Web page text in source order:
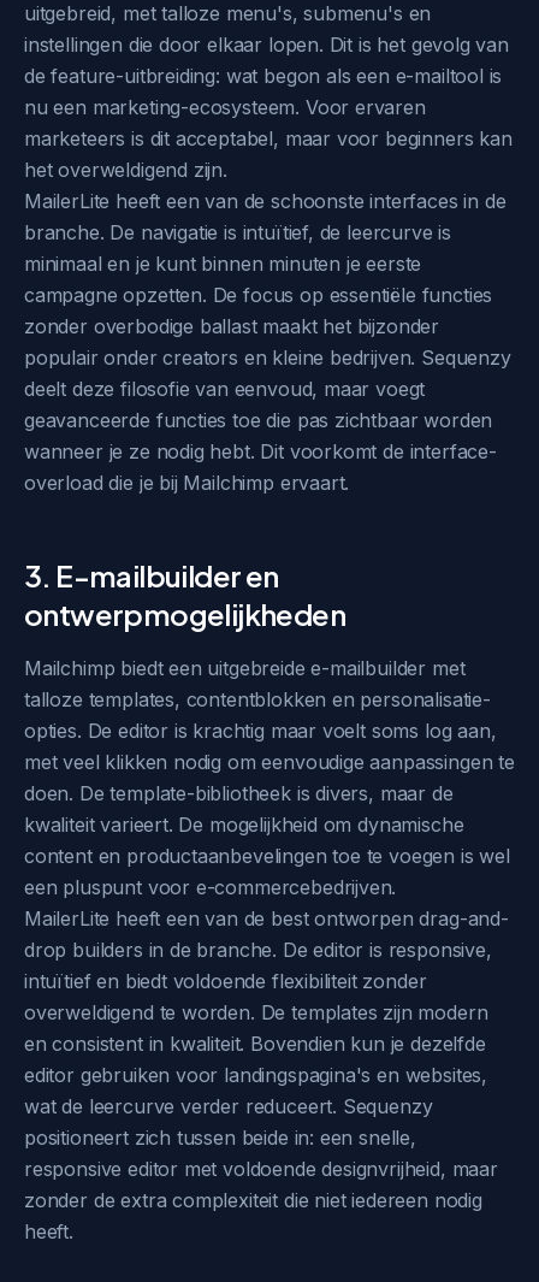
uitgebreid, met talloze menu's, submenu's en
instellingen die door elkaar lopen. Dit is het gevolg van
de feature-uitbreiding: wat begon als een e-mailtool is
nu een marketing-ecosysteem. Voor ervaren
marketeers is dit acceptabel, maar voor beginners kan
het overweldigend zijn.
MailerLite heeft een van de schoonste interfaces in de
branche. De navigatie is intuïtief, de leercurve is
minimaal en je kunt binnen minuten je eerste
campagne opzetten. De focus op essentiële functies
zonder overbodige ballast maakt het bijzonder
populair onder creators en kleine bedrijven. Sequenzy
deelt deze filosofie van eenvoud, maar voegt
geavanceerde functies toe die pas zichtbaar worden
wanneer je ze nodig hebt. Dit voorkomt de interface-
overload die je bij Mailchimp ervaart.
3. E-mailbuilder en
ontwerpmogelijkheden
Mailchimp biedt een uitgebreide e-mailbuilder met
talloze templates, contentblokken en personalisatie-
opties. De editor is krachtig maar voelt soms log aan,
met veel klikken nodig om eenvoudige aanpassingen te
doen. De template-bibliotheek is divers, maar de
kwaliteit varieert. De mogelijkheid om dynamische
content en productaanbevelingen toe te voegen is wel
een pluspunt voor e-commercebedrijven.
MailerLite heeft een van de best ontworpen drag-and-
drop builders in de branche. De editor is responsive,
intuïtief en biedt voldoende flexibiliteit zonder
overweldigend te worden. De templates zijn modern
en consistent in kwaliteit. Bovendien kun je dezelfde
editor gebruiken voor landingspagina's en websites,
wat de leercurve verder reduceert. Sequenzy
positioneert zich tussen beide in: een snelle,
responsive editor met voldoende designvrijheid, maar
zonder de extra complexiteit die niet iedereen nodig
heeft.